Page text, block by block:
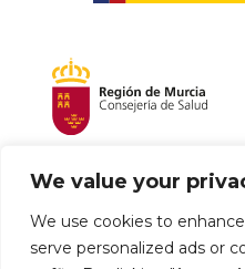
We value your
We use cookies to
serve personalized ads or
Política de